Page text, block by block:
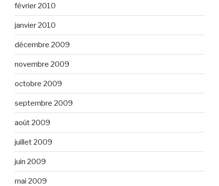
février 2010
janvier 2010
décembre 2009
novembre 2009
octobre 2009
septembre 2009
août 2009
juillet 2009
juin 2009
mai 2009